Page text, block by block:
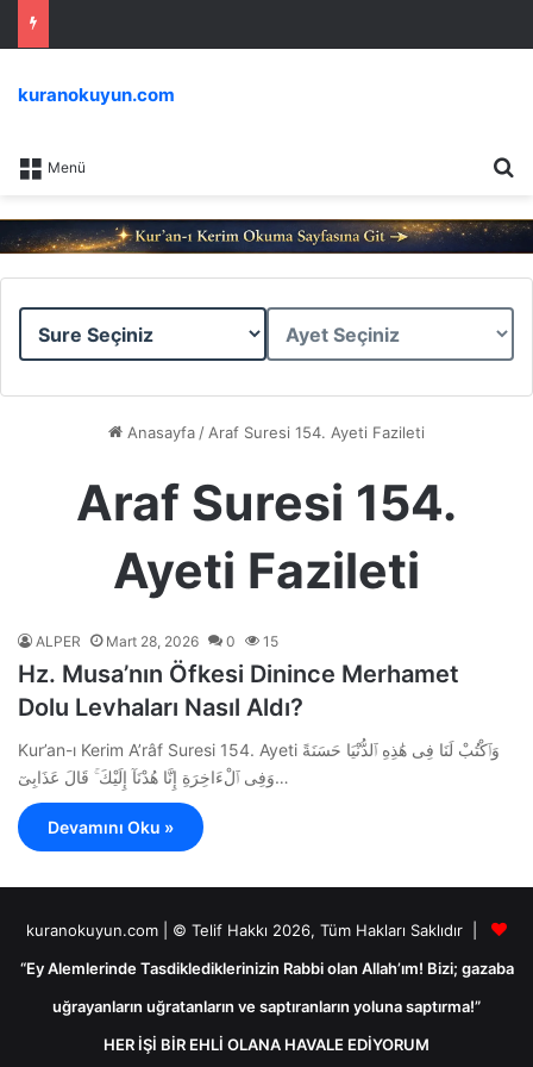
Menü
kuranokuyun.com
Sure
Ayet
Anasayfa / Araf Suresi 154. Ayeti Fazileti
Araf Suresi 154.
Ayeti Fazileti
ALPER Mart 28, 2026 0 15
Hz. Musa’nın Öfkesi Dinince Merhamet
Dolu Levhaları Nasıl Aldı?
Kur’an-ı Kerim A’râf Suresi 154. Ayeti وَٱكْتُبْ لَنَا فِى هَٰذِهِ ٱلدُّنْيَا حَسَنَةً
وَفِى ٱلْءَاخِرَةِ إِنَّا هُدْنَآ إِلَيْكَ ۚ قَالَ عَذَابِىٓ…
Devamını Oku »
kuranokuyun.com | © Telif Hakkı 2026, Tüm Hakları Saklıdır |
“Ey Alemlerinde Tasdiklediklerinizin Rabbi olan Allah’ım! Bizi; gazaba
uğrayanların uğratanların ve saptıranların yoluna saptırma!”
HER İŞİ BİR EHLİ OLANA HAVALE EDİYORUM